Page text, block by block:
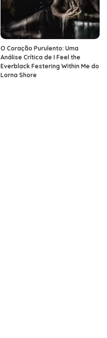
O Coração Purulento: Uma
Análise Crítica de I Feel the
Everblack Festering Within Me do
Lorna Shore